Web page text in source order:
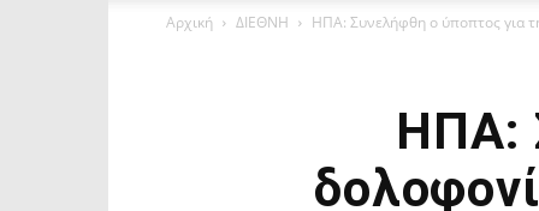
Αρχική ΔΙΕΘΝΗ ΗΠΑ: Συνελήφθη ο ύποπτος για
ΗΠΑ: